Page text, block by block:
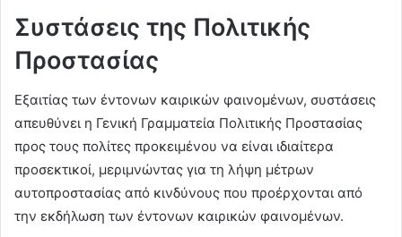
Συστάσεις της Πολιτικής
Προστασίας
Εξαιτίας των έντονων καιρικών φαινομένων, συστάσεις
απευθύνει η Γενική Γραμματεία Πολιτικής Προστασίας
προς τους πολίτες προκειμένου να είναι ιδιαίτερα
προσεκτικοί, μεριμνώντας για τη λήψη μέτρων
αυτοπροστασίας από κινδύνους που προέρχονται από
την εκδήλωση των έντονων καιρικών φαινομένων.